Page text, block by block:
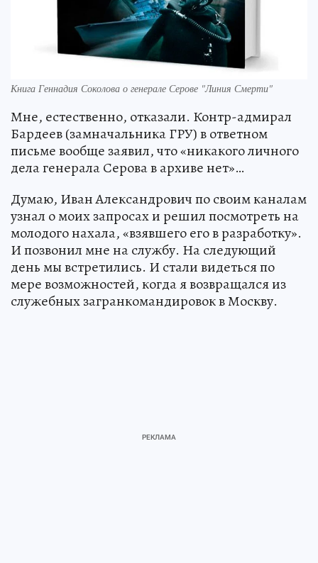
Книга Геннадия Соколова о генерале Серове "Линия Смерти"
Мне, естественно, отказали. Контр-адмирал
Бардеев (замначальника ГРУ) в ответном
письме вообще заявил, что «никакого личного
дела генерала Серова в архиве нет»…
Думаю, Иван Александрович по своим каналам
узнал о моих запросах и решил посмотреть на
молодого нахала, «взявшего его в разработку».
И позвонил мне на службу. На следующий
день мы встретились. И стали видеться по
мере возможностей, когда я возвращался из
служебных загранкомандировок в Москву.